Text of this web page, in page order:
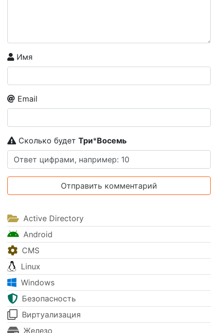
Имя
Email
Сколько будет Tpи*Boceмь
Active Directory
Android
CMS
Linux
Windows
Безопасность
Виртуализация
Железо